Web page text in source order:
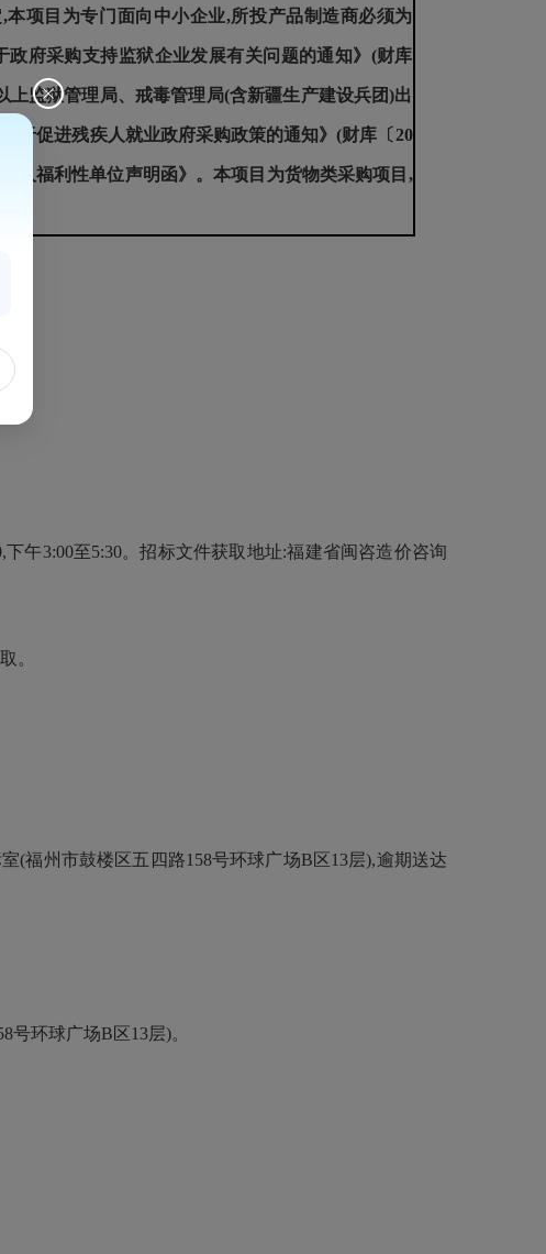
项目为专门面向中小企业,所投产品制造商必须为
府采购支持监狱企业发展有关问题的通知》(财库
上监狱管理局、戒毒管理局(含新疆生产建设兵团)出
于促进残疾人就业政府采购政策的通知》(财库〔20
人福利性单位声明函》。本项目为货物类采购项目,
午3:00至5:30。招标文件获取地址:福建省闽咨造价咨询
。
福州市鼓楼区五四路158号环球广场B区13层),逾期送达
环球广场B区13层)。